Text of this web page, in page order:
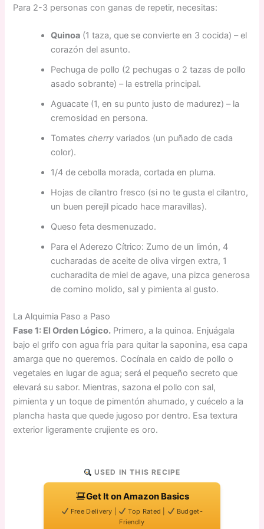
Para 2-3 personas con ganas de repetir, necesitas:
Quinoa (1 taza, que se convierte en 3 cocida) – el
corazón del asunto.
Pechuga de pollo (2 pechugas o 2 tazas de pollo
asado sobrante) – la estrella principal.
Aguacate (1, en su punto justo de madurez) – la
cremosidad en persona.
Tomatescherry variados (un puñado de cada
color).
1/4 de cebolla morada, cortada en pluma.
Hojas de cilantro fresco (si no te gusta el cilantro,
un buen perejil picado hace maravillas).
Queso feta desmenuzado.
Para el Aderezo Cítrico: Zumo de un limón, 4
cucharadas de aceite de oliva virgen extra, 1
cucharadita de miel de agave, una pizca generosa
de comino molido, sal y pimienta al gusto.
La Alquimia Paso a Paso
Fase 1: El Orden Lógico. Primero, a la quinoa. Enjuágala
bajo el grifo con agua fría para quitar la saponina, esa capa
amarga que no queremos. Cocínala en caldo de pollo o
vegetales en lugar de agua; será el pequeño secreto que
elevará su sabor. Mientras, sazona el pollo con sal,
pimienta y un toque de pimentón ahumado, y cuécelo a la
plancha hasta que quede jugoso por dentro. Esa textura
exterior ligeramente crujiente es oro.
USED IN THIS RECIPE
Get It on Amazon Basics
Free Delivery | Top Rated |
Budget-
Friendly